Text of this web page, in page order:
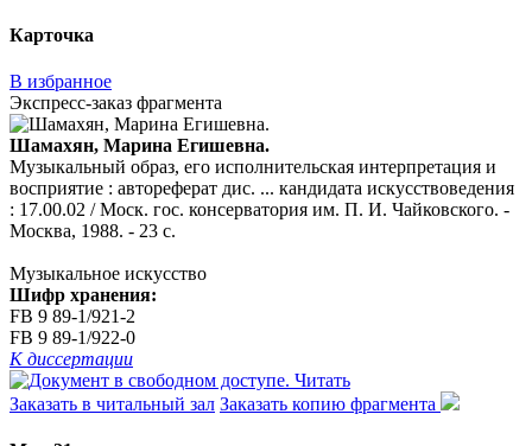
Карточка
В избранное
Экспресс-заказ фрагмента
Шамахян, Марина Егишевна.
Музыкальный образ, его исполнительская интерпретация и
восприятие : автореферат дис. ... кандидата искусствоведения
: 17.00.02 / Моск. гос. консерватория им. П. И. Чайковского. -
Москва, 1988. - 23 с.
Музыкальное искусство
Шифр хранения:
FB 9 89-1/921-2
FB 9 89-1/922-0
К диссертации
Читать
Заказать в читальный зал Заказать копию фрагмента